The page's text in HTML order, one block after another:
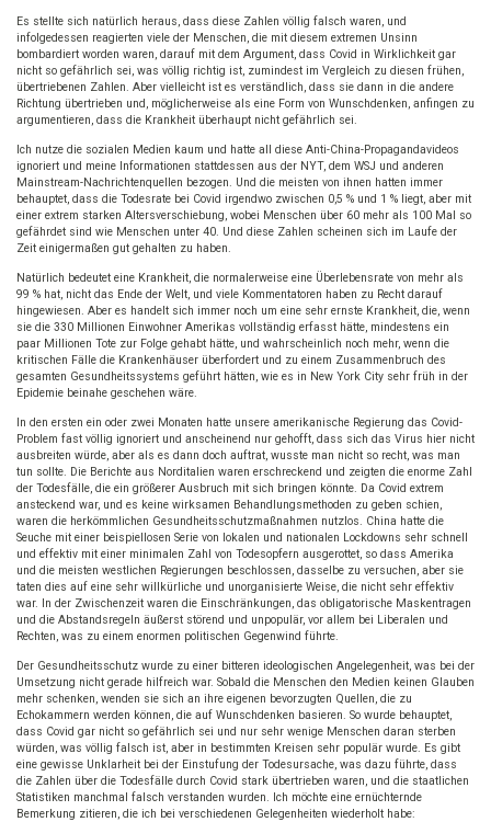
Es stellte sich natürlich heraus, dass diese Zahlen völlig falsch waren, und
infolgedessen reagierten viele der Menschen, die mit diesem extremen Unsinn
bombardiert worden waren, darauf mit dem Argument, dass Covid in Wirklichkeit gar
nicht so gefährlich sei, was völlig richtig ist, zumindest im Vergleich zu diesen frühen,
übertriebenen Zahlen. Aber vielleicht ist es verständlich, dass sie dann in die andere
Richtung übertrieben und, möglicherweise als eine Form von Wunschdenken, anfingen zu
argumentieren, dass die Krankheit überhaupt nicht gefährlich sei.
Ich nutze die sozialen Medien kaum und hatte all diese Anti-China-Propagandavideos
ignoriert und meine Informationen stattdessen aus der NYT, dem WSJ und anderen
Mainstream-Nachrichtenquellen bezogen. Und die meisten von ihnen hatten immer
behauptet, dass die Todesrate bei Covid irgendwo zwischen 0,5 % und 1 % liegt, aber mit
einer extrem starken Altersverschiebung, wobei Menschen über 60 mehr als 100 Mal so
gefährdet sind wie Menschen unter 40. Und diese Zahlen scheinen sich im Laufe der
Zeit einigermaßen gut gehalten zu haben.
Natürlich bedeutet eine Krankheit, die normalerweise eine Überlebensrate von mehr als
99 % hat, nicht das Ende der Welt, und viele Kommentatoren haben zu Recht darauf
hingewiesen. Aber es handelt sich immer noch um eine sehr ernste Krankheit, die, wenn
sie die 330 Millionen Einwohner Amerikas vollständig erfasst hätte, mindestens ein
paar Millionen Tote zur Folge gehabt hätte, und wahrscheinlich noch mehr, wenn die
kritischen Fälle die Krankenhäuser überfordert und zu einem Zusammenbruch des
gesamten Gesundheitssystems geführt hätten, wie es in New York City sehr früh in der
Epidemie beinahe geschehen wäre.
In den ersten ein oder zwei Monaten hatte unsere amerikanische Regierung das Covid-
Problem fast völlig ignoriert und anscheinend nur gehofft, dass sich das Virus hier nicht
ausbreiten würde, aber als es dann doch auftrat, wusste man nicht so recht, was man
tun sollte. Die Berichte aus Norditalien waren erschreckend und zeigten die enorme Zahl
der Todesfälle, die ein größerer Ausbruch mit sich bringen könnte. Da Covid extrem
ansteckend war, und es keine wirksamen Behandlungsmethoden zu geben schien,
waren die herkömmlichen Gesundheitsschutzmaßnahmen nutzlos. China hatte die
Seuche mit einer beispiellosen Serie von lokalen und nationalen Lockdowns sehr schnell
und effektiv mit einer minimalen Zahl von Todesopfern ausgerottet, so dass Amerika
und die meisten westlichen Regierungen beschlossen, dasselbe zu versuchen, aber sie
taten dies auf eine sehr willkürliche und unorganisierte Weise, die nicht sehr effektiv
war. In der Zwischenzeit waren die Einschränkungen, das obligatorische Maskentragen
und die Abstandsregeln äußerst störend und unpopulär, vor allem bei Liberalen und
Rechten, was zu einem enormen politischen Gegenwind führte.
Der Gesundheitsschutz wurde zu einer bitteren ideologischen Angelegenheit, was bei der
Umsetzung nicht gerade hilfreich war. Sobald die Menschen den Medien keinen Glauben
mehr schenken, wenden sie sich an ihre eigenen bevorzugten Quellen, die zu
Echokammern werden können, die auf Wunschdenken basieren. So wurde behauptet,
dass Covid gar nicht so gefährlich sei und nur sehr wenige Menschen daran sterben
würden, was völlig falsch ist, aber in bestimmten Kreisen sehr populär wurde. Es gibt
eine gewisse Unklarheit bei der Einstufung der Todesursache, was dazu führte, dass
die Zahlen über die Todesfälle durch Covid stark übertrieben waren, und die staatlichen
Statistiken manchmal falsch verstanden wurden. Ich möchte eine ernüchternde
Bemerkung zitieren, die ich bei verschiedenen Gelegenheiten wiederholt habe: